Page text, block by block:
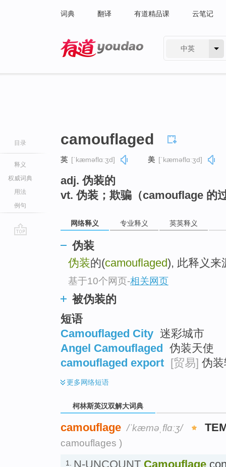
词典 翻译 有道精品课 云笔记
中英
目录
释义
权威词典
用法
例句
camouflaged
英 [ˈkæməflɑːʒd] 美 [ˈkæməflɑːʒd]
adj. 伪装的
vt. 伪装；欺骗（camouflage 的
网络释义 专业释义 英英释义
伪装
伪装的(camouflaged), 此释义来
基于10个网页-相关网页
被伪装的
短语
Camouflaged City 迷彩城市
Angel Camouflaged 伪装天使
camouflaged export [贸易] 伪
更多网络短语
柯林斯英汉双解大词典
camouflage /ˈkæməˌflɑːʒ/
camouflages )
1. N-UNCOUNT Camouflage